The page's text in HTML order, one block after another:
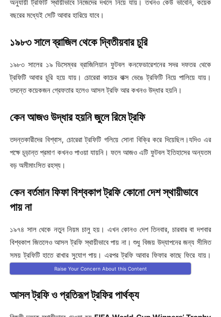
অনুযায়ী ট্রফিটি স্থায়ীভাবে নিজেদের দখলে নিয়ে যায়। তখনও কেউ ভাবেনি, কয়েক
বছরের মধ্যেই সেটি আবার হারিয়ে যাবে।
১৯৮৩ সালে ব্রাজিল থেকে দ্বিতীয়বার চুরি
১৯৮৩ সালের ১৯ ডিসেম্বর ব্রাজিলিয়ান ফুটবল কনফেডারেশনের সদর দফতর থেকে
ট্রফিটি আবার চুরি হয়ে যায়। চোরেরা কাচের বাক্স ভেঙে ট্রফিটি নিয়ে পালিয়ে যায়।
তদন্তে কয়েকজন গ্রেফতার হলেও আসল ট্রফি আর কখনও উদ্ধার হয়নি।
কেন আজও উদ্ধার হয়নি জুলে রিমে ট্রফি
তদন্তকারীদের বিশ্বাস, চোরেরা ট্রফিটি গলিয়ে সোনা বিক্রি করে দিয়েছিল।যদিও এর
পক্ষে চূড়ান্ত প্রমাণ কখনও পাওয়া যায়নি। ফলে আজও এটি ফুটবল ইতিহাসের অন্যতম
বড় অমীমাংসিত রহস্য।
কেন বর্তমান ফিফা বিশ্বকাপ ট্রফি কোনো দেশ স্থায়ীভাবে
পায় না
১৯৭৪ সাল থেকে নতুন নিয়ম চালু হয়। এখন কোনও দেশ তিনবার, চারবার বা দশবার
বিশ্বকাপ জিতলেও আসল ট্রফি স্থায়ীভাবে পায় না। শুধু বিজয় উদ্‌যাপনের জন্য সীমিত
সময় ট্রফিটি হাতে রাখার সুযোগ পায়। এরপর ট্রফি আবার ফিফার কাছে ফিরে যায়।
Raise Your Concern About this Content
আসল ট্রফি ও প্রতিরূপ ট্রফির পার্থক্য